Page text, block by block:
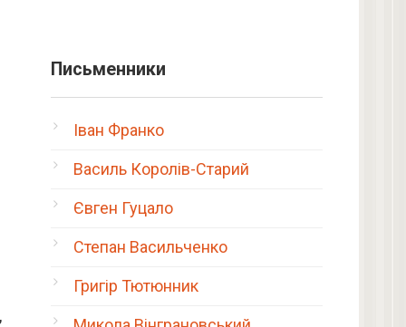
Письменники
Іван Франко
Василь Королів-Старий
Євген Гуцало
Степан Васильченко
Григір Тютюнник